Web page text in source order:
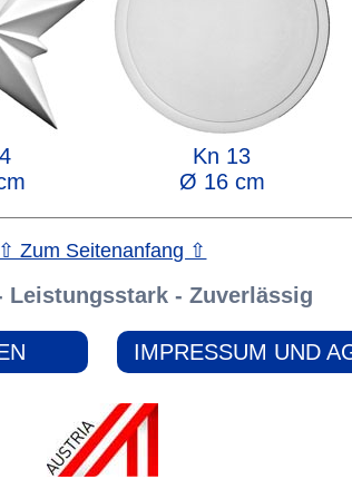
Kn 13
Ø 16 cm
⇧ Zum Seitenanfang ⇧
Leistungsstark - Zuverlässig
IMPRESSUM UND